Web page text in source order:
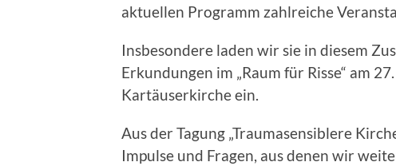
aktuellen Programm zahlreiche
Insbesondere laden wir sie in diesem
Erkundungen im „Raum für Risse“ am
Kartäuserkirche ein.
Aus der Tagung „Traumasensiblere
Impulse und Fragen, aus denen wir